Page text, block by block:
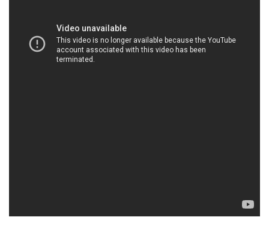
nghiệm kỹ càng mỗi lô hàng hóa trước khi đưa vào